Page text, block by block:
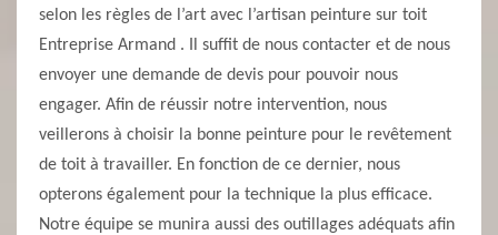
selon les règles de l’art avec l’artisan peinture sur toit
Entreprise Armand . Il suffit de nous contacter et de nous
envoyer une demande de devis pour pouvoir nous
engager. Afin de réussir notre intervention, nous
veillerons à choisir la bonne peinture pour le revêtement
de toit à travailler. En fonction de ce dernier, nous
opterons également pour la technique la plus efficace.
Notre équipe se munira aussi des outillages adéquats afin